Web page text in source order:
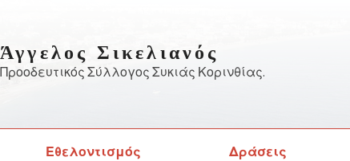
Άγγελος Σικελιανός
Προοδευτικός Σύλλογος Συκιάς Κορινθίας.
Εθελοντισμός Δράσεις